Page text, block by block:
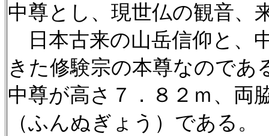
中尊とし、現世仏の観音、
日本古来の山岳信仰と、
きた修験宗の本尊なのであ
中尊が高さ７．８２ｍ、両
（ふんぬぎょう）である。